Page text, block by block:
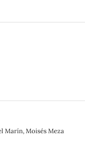
Marín, Moisés Meza